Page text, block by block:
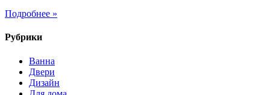
Подробнее »
Рубрики
Ванна
Двери
Дизайн